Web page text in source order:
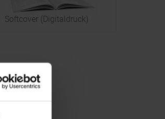
Softcover (Digitaldruck)